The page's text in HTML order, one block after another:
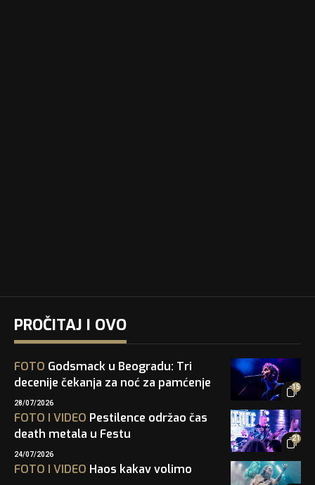
PROČITAJ I OVO
15
FOTO Godsmack u Beogradu: Tri
decenije čekanja za noć za pamćenje
28/07/2026
21
FOTO I VIDEO Pestilence održao čas
death metala u Festu
24/07/2026
FOTO I VIDEO Haos kakav volimo